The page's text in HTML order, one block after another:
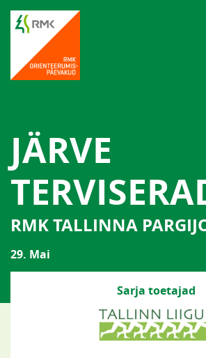
JÄRVE
RMK TALLINNA
29. Mai
Sarja toetajad